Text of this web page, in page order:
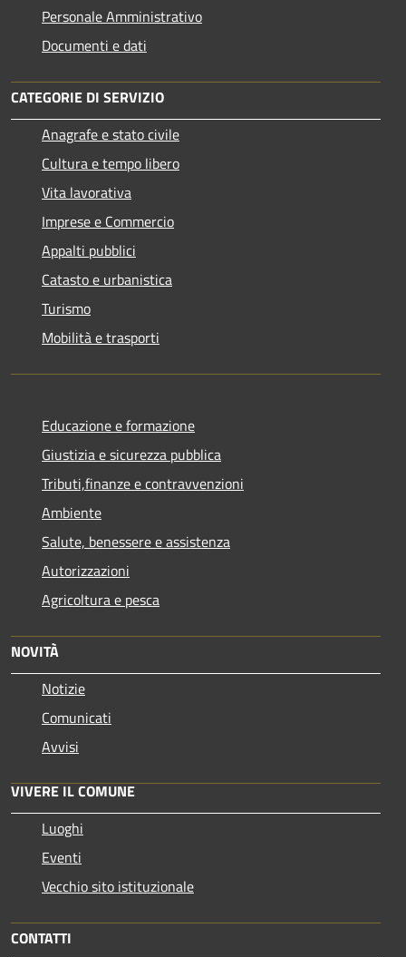
Personale Amministrativo
Documenti e dati
CATEGORIE DI SERVIZIO
Anagrafe e stato civile
Cultura e tempo libero
Vita lavorativa
Imprese e Commercio
Appalti pubblici
Catasto e urbanistica
Turismo
Mobilità e trasporti
Educazione e formazione
Giustizia e sicurezza pubblica
Tributi,finanze e contravvenzioni
Ambiente
Salute, benessere e assistenza
Autorizzazioni
Agricoltura e pesca
NOVITÀ
Notizie
Comunicati
Avvisi
VIVERE IL COMUNE
Luoghi
Eventi
Vecchio sito istituzionale
CONTATTI